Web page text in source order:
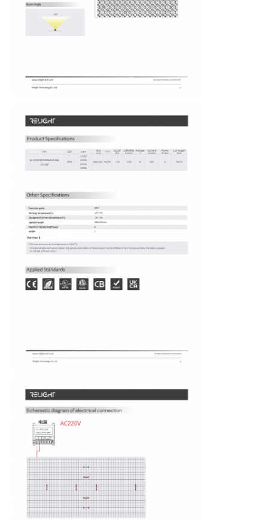
পণ্য
আমাদের সম্পর্কে
কারখানা ভ্রমণ
আমাদের সাথে যোগাযোগ করুন
খবর
সব ক্ষেত্রেই
উদ্ধৃতির জন্য আবেদন
নিওন স্ট্রিপ লাইট